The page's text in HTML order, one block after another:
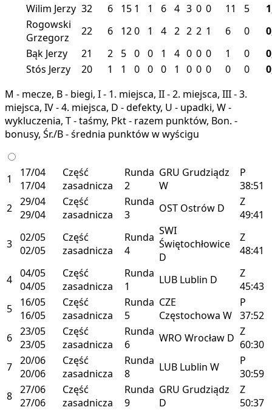
Wilim Jerzy 32 6 15 1 1 6 4 3 0 0 11 5
Rogowski
Grzegorz
22 6 120 1 4 2 2 2 1 6 0
Bąk Jerzy
21 2 5 0 0 1 4 0 0 0 1 0
Stós Jerzy
20 1 1 0 0 0 1 0 0 0 0 0
M - mecze, B - biegi, I - 1. miejsca, II - 2. miejsca, III - 3.
miejsca, IV - 4. miejsca, D - defekty, U - upadki, W -
wykluczenia, T - taśmy, Pkt - razem punktów, Bon. -
bonusy, Śr./B - średnia punktów w wyścigu
1
17/04
17/04
Część
zasadnicza
Runda
2
GRU Grudziądz
W
P
38:51
2 29/04
29/04
Część
zasadnicza
Runda
3
OST Ostrów D
Z
49:41
3 02/05
02/05
Część
zasadnicza
Runda
4
SWI
Świętochłowice
D
Z
48:41
4 04/05
04/05
Część
zasadnicza
Runda
1
LUB Lublin D
Z
45:43
5
16/05
16/05
Część
zasadnicza
Runda
5
CZE
Częstochowa W
P
37:52
6 23/05
23/05
Część
zasadnicza
Runda
6
WRO Wrocław D Z
60:30
7 20/06
20/06
Część
zasadnicza
Runda
8
LUB Lublin W
P
30:59
8 27/06
27/06
Część
zasadnicza
Runda
9
GRU Grudziądz
D
Z
50:37